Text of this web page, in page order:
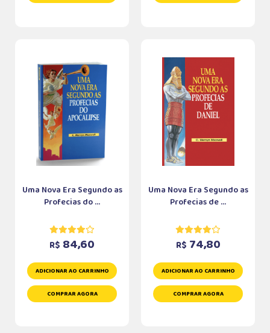
Uma Nova Era Segundo as
Profecias do ...
R$ 84,60
ADICIONAR AO CARRINHO
COMPRAR AGORA
Uma Nova Era Segundo as
Profecias de ...
R$ 74,80
ADICIONAR AO CARRINHO
COMPRAR AGORA